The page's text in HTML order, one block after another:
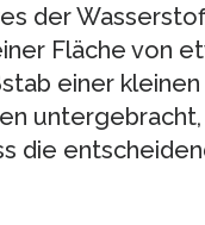
der
Fläche von
einer
untergebracht,
die